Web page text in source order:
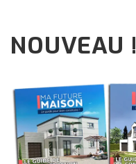
NOUVEAU !